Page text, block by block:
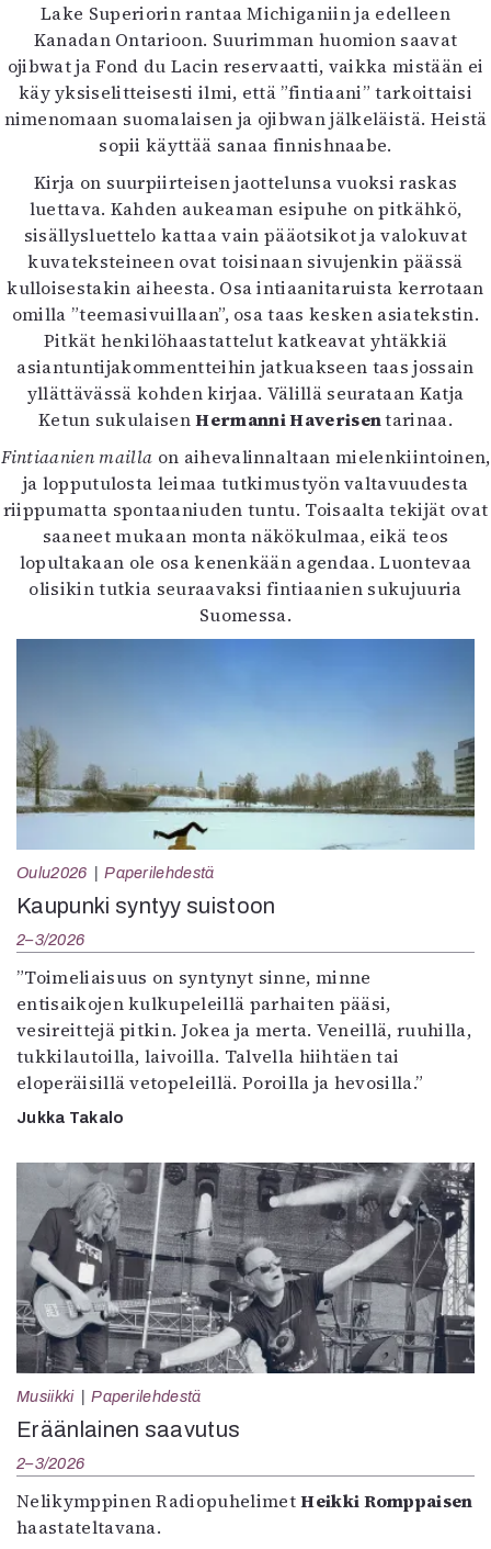
Lake Superiorin rantaa Michiganiin ja edelleen
Kanadan Ontarioon. Suurimman huomion saavat
ojibwat ja Fond du Lacin reservaatti, vaikka mistään ei
käy yksiselitteisesti ilmi, että ”fintiaani” tarkoittaisi
nimenomaan suomalaisen ja ojibwan jälkeläistä. Heistä
sopii käyttää sanaa finnishnaabe.
Kirja on suurpiirteisen jaottelunsa vuoksi raskas
luettava. Kahden aukeaman esipuhe on pitkähkö,
sisällysluettelo kattaa vain pääotsikot ja valokuvat
kuvateksteineen ovat toisinaan sivujenkin päässä
kulloisestakin aiheesta. Osa intiaanitaruista kerrotaan
omilla ”teemasivuillaan”, osa taas kesken asiatekstin.
Pitkät henkilöhaastattelut katkeavat yhtäkkiä
asiantuntijakommentteihin jatkuakseen taas jossain
yllättävässä kohden kirjaa. Välillä seurataan Katja
Ketun sukulaisenHermanni Haverisentarinaa.
Fintiaanien mailla on aihevalinnaltaan mielenkiintoinen,
ja lopputulosta leimaa tutkimustyön valtavuudesta
riippumatta spontaaniuden tuntu. Toisaalta tekijät ovat
saaneet mukaan monta näkökulmaa, eikä teos
lopultakaan ole osa kenenkään agendaa. Luontevaa
olisikin tutkia seuraavaksi fintiaanien sukujuuria
Suomessa.
Oulu2026 Paperilehdestä
Kaupunki syntyy suistoon
2–3/2026
”Toimeliaisuus on syntynyt sinne, minne
entisaikojen kulkupeleillä parhaiten pääsi,
vesireittejä pitkin. Jokea ja merta. Veneillä, ruuhilla,
tukkilautoilla, laivoilla. Talvella hiihtäen tai
eloperäisillä vetopeleillä. Poroilla ja hevosilla.”
Jukka Takalo
Musiikki Paperilehdestä
Eräänlainen saavutus
2–3/2026
Nelikymppinen RadiopuhelimetHeikki Romppaisen
haastateltavana.